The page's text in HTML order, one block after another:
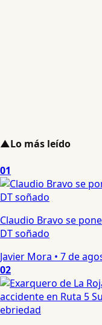
▲Lo más leído
01
Claudio Bravo se
DT soñado
Javier Mora • 7 de
02